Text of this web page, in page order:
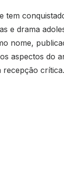
tem
e drama
nome,
aspectos do
recepção crítica.